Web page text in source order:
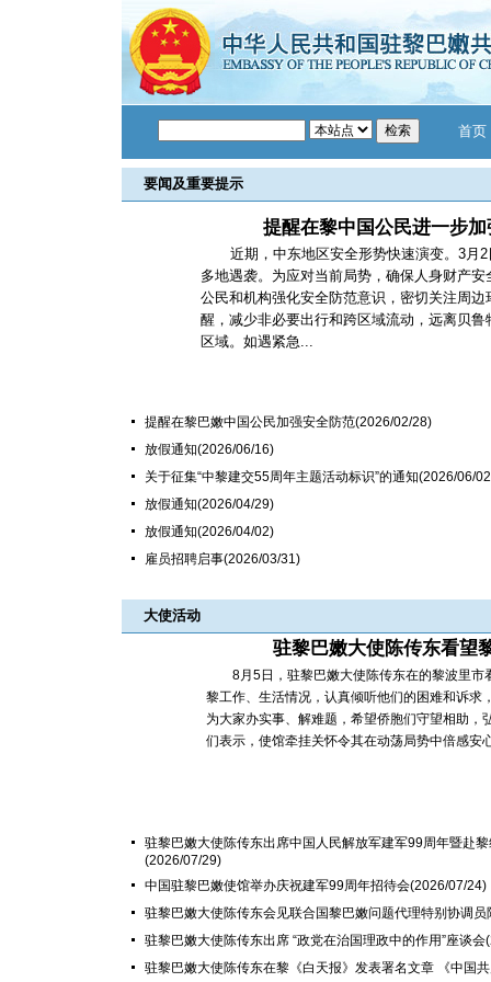
首页
要闻及重要提示
提醒在黎中国公民进一步
近期，中东地区安全形势快速演变。3月
多地遇袭。为应对当前局势，确保人身财产
公民和机构强化安全防范意识，密切关注周
醒，减少非必要出行和跨区域流动，远离贝
区域。如遇紧急...
提醒在黎巴嫩中国公民加强安全防范(2026/02/28)
放假通知(2026/06/16)
关于征集“中黎建交55周年主题活动标识”的通知(2026/06/
放假通知(2026/04/29)
放假通知(2026/04/02)
雇员招聘启事(2026/03/31)
大使活动
驻黎巴嫩大使陈传东看望
8月5日，驻黎巴嫩大使陈传东在的黎波里市
黎工作、生活情况，认真倾听他们的困难和诉求
为大家办实事、解难题，希望侨胞们守望相助，
们表示，使馆牵挂关怀令其在动荡局势中倍感安
驻黎巴嫩大使陈传东出席中国人民解放军建军99周年暨赴
(2026/07/29)
中国驻黎巴嫩使馆举办庆祝建军99周年招待会(2026/07/24)
驻黎巴嫩大使陈传东会见联合国黎巴嫩问题代理特别协调员
驻黎巴嫩大使陈传东出席 “政党在治国理政中的作用”座谈会
驻黎巴嫩大使陈传东在黎《白天报》发表署名文章 《中国